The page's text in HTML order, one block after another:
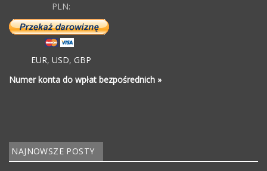
PLN:
EUR, USD, GBP
Numer konta do wpłat bezpośrednich »
NAJNOWSZE POSTY